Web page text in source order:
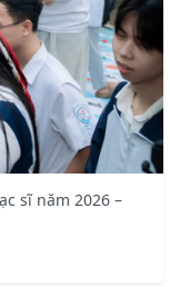
sĩ năm 2026 –